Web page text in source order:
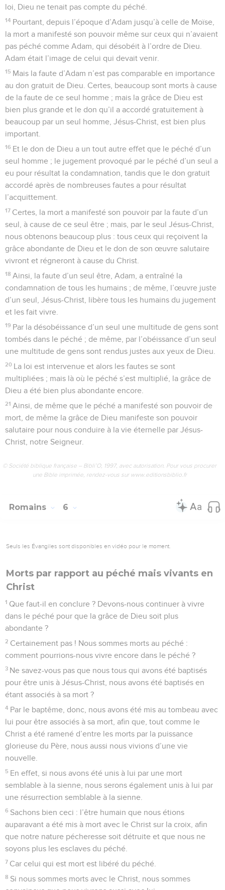
loi, Dieu ne tenait pas compte du péché.
14 Pourtant, depuis l’époque d’Adam jusqu’à celle de Moïse,
la mort a manifesté son pouvoir même sur ceux qui n’avaient
pas péché comme Adam, qui désobéit à l’ordre de Dieu.
Adam était l’image de celui qui devait venir.
15 Mais la faute d’Adam n’est pas comparable en importance
au don gratuit de Dieu. Certes, beaucoup sont morts à cause
de la faute de ce seul homme ; mais la grâce de Dieu est
bien plus grande et le don qu’il a accordé gratuitement à
beaucoup par un seul homme, Jésus-Christ, est bien plus
important.
16 Et le don de Dieu a un tout autre effet que le péché d’un
seul homme ; le jugement provoqué par le péché d’un seul a
eu pour résultat la condamnation, tandis que le don gratuit
accordé après de nombreuses fautes a pour résultat
l’acquittement.
17 Certes, la mort a manifesté son pouvoir par la faute d’un
seul, à cause de ce seul être ; mais, par le seul Jésus-Christ,
nous obtenons beaucoup plus : tous ceux qui reçoivent la
grâce abondante de Dieu et le don de son œuvre salutaire
vivront et régneront à cause du Christ.
18 Ainsi, la faute d’un seul être, Adam, a entraîné la
condamnation de tous les humains ; de même, l’œuvre juste
d’un seul, Jésus-Christ, libère tous les humains du jugement
et les fait vivre.
19 Par la désobéissance d’un seul une multitude de gens sont
tombés dans le péché ; de même, par l’obéissance d’un seul
une multitude de gens sont rendus justes aux yeux de Dieu.
20 La loi est intervenue et alors les fautes se sont
multipliées ; mais là où le péché s’est multiplié, la grâce de
Dieu a été bien plus abondante encore.
21 Ainsi, de même que le péché a manifesté son pouvoir de
mort, de même la grâce de Dieu manifeste son pouvoir
salutaire pour nous conduire à la vie éternelle par Jésus-
Christ, notre Seigneur.
© Société biblique française – Bibli’O, 1997, avec autorisation. Pour vous procurer
une Bible imprimée, rendez-vous sur www.editionsbiblio.fr
Romains 6
Seuls les Évangiles sont disponibles en vidéo pour le moment.
Morts par rapport au péché mais vivants en
Christ
1 Que faut-il en conclure ? Devons-nous continuer à vivre
dans le péché pour que la grâce de Dieu soit plus
abondante ?
2 Certainement pas ! Nous sommes morts au péché :
comment pourrions-nous vivre encore dans le péché ?
3 Ne savez-vous pas que nous tous qui avons été baptisés
pour être unis à Jésus-Christ, nous avons été baptisés en
étant associés à sa mort ?
4 Par le baptême, donc, nous avons été mis au tombeau avec
lui pour être associés à sa mort, afin que, tout comme le
Christ a été ramené d’entre les morts par la puissance
glorieuse du Père, nous aussi nous vivions d’une vie
nouvelle.
5 En effet, si nous avons été unis à lui par une mort
semblable à la sienne, nous serons également unis à lui par
une résurrection semblable à la sienne.
6 Sachons bien ceci : l’être humain que nous étions
auparavant a été mis à mort avec le Christ sur la croix, afin
que notre nature pécheresse soit détruite et que nous ne
soyons plus les esclaves du péché.
7 Car celui qui est mort est libéré du péché.
8 Si nous sommes morts avec le Christ, nous sommes